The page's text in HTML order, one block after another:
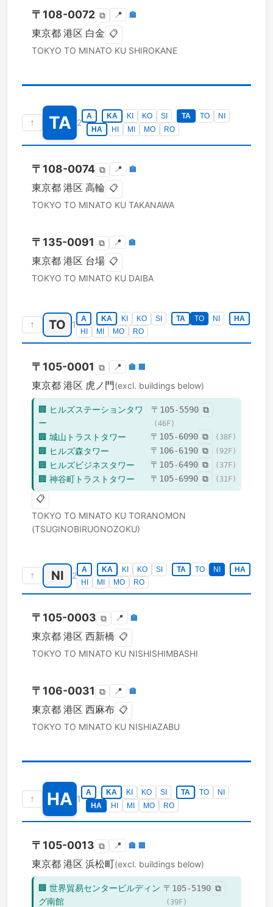
〒 108-0072 ⧉ 📍 🏣
東京都 港区 白金 📋
TOKYO TO MINATO KU SHIROKANE
↑ TA 2
A KA KI KO SI TA TO
NI
HA
HI MI MO RO
〒 108-0074 ⧉ 📍 🏣
東京都 港区 高輪 📋
TOKYO TO MINATO KU TAKANAWA
〒 135-0091 ⧉ 📍 🏣
東京都 港区 台場 📋
TOKYO TO MINATO KU DAIBA
↑ TO 1
A KA KI KO SI TA TO NI
HA
HI
MI MO RO
〒 105-0001 ⧉ 📍 🏣 🏢
東京都 港区 虎ノ門(excl. buildings below)
🏢 ヒルズステーションタワ
ー
〒 105-5590 ⧉
(46F)
🏢 城山トラストタワー 〒 105-6090 ⧉ ( 38F)
🏢 ヒルズ森タワー 〒 106-6190 ⧉ ( 92 F)
🏢 ヒルズビジネスタワー 〒 105-6490 ⧉ ( 37F)
🏢 神谷町トラストタワー 〒 105-6990 ⧉ ( 31F)
📋
TOKYO TO MINATO KU TORANOMON
(TSUGINOBIRUONOZOKU)
↑ NI 2
A KA KI KO SI TA TO NI
HA
HI
MI MO RO
〒 105-0003 ⧉ 📍 🏣
東京都 港区 西新橋 📋
TOKYO TO MINATO KU NISHISHIMBASHI
〒 106-0031 ⧉ 📍 🏣
東京都 港区 西麻布 📋
TOKYO TO MINATO KU NISHIAZABU
↑ HA 1
A KA KI KO SI TA TO
NI
HA
HI MI MO RO
〒 105-0013 ⧉ 📍 🏣 🏢
東京都 港区 浜松町(excl. buildings below)
🏢 世界貿易センタービルディン
グ南館
〒 105-5190 ⧉
( 39F)